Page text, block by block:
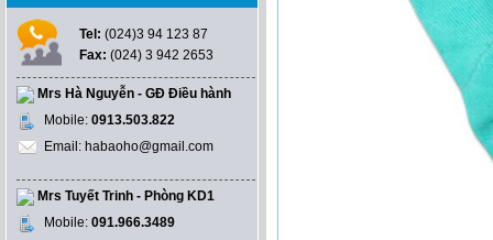
Tel: (024)3 94 123 87
Fax: (024) 3 942 2653
Mrs Hà Nguyễn - GĐ Điều hành
Mobile: 0913.503.822
Email: habaoho@gmail.com
Mrs Tuyết Trinh - Phòng KD1
Mobile: 091.966.3489